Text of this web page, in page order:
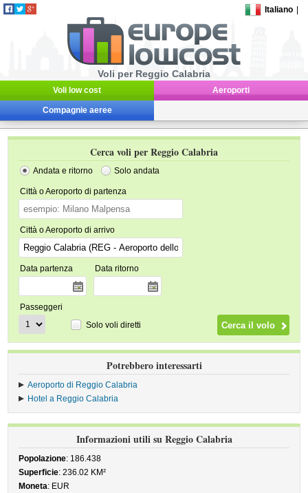
Italiano
Voli per Reggio Calabria
Voli low cost Aeroporti
Compagnie aeree
Cerca voli per Reggio Calabria
Andata e ritorno Solo andata
Città o Aeroporto di partenza
Città o Aeroporto di arrivo
Data partenza Data ritorno
Passeggeri
Solo voli diretti
Potrebbero interessarti
Aeroporto di Reggio Calabria
Hotel a Reggio Calabria
Informazioni utili su Reggio Calabria
Popolazione: 186.438
Superficie: 236.02 KM²
Moneta: EUR